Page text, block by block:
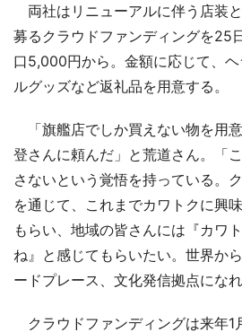
両社はリニューアルに伴う店装
募るクラウドファンディングを25
口5,000円から。金額に応じて、
ルグッズなど返礼品を用意する。
「旗艦店でしか買えない物を用
登さんに頼んだ」と荒道さん。「
さないという覚悟を持っている。
を通じて、これまでカワトクに興
もらい、地域の皆さんには『カワ
ね』と感じてもらいたい。世界か
ードプレース、文化発信拠点にな
クラウドファンディングは来年1